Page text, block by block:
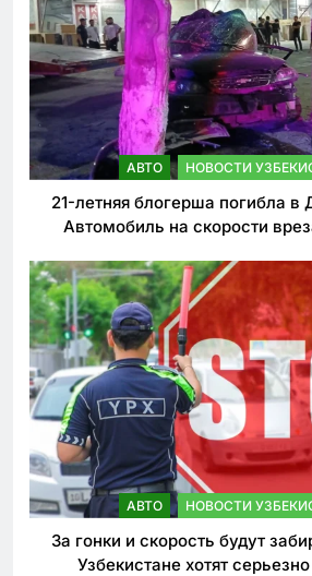
АВТО НОВОСТИ
21-летняя блогерша погибла
Автомобиль на скорости
АВТО НОВОСТИ
За гонки и скорость будут
Узбекистане хотят